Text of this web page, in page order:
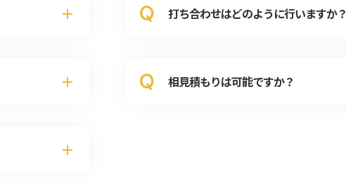
Q 打ち合わせはどのように行いますか？
Q 相見積もりは可能ですか？